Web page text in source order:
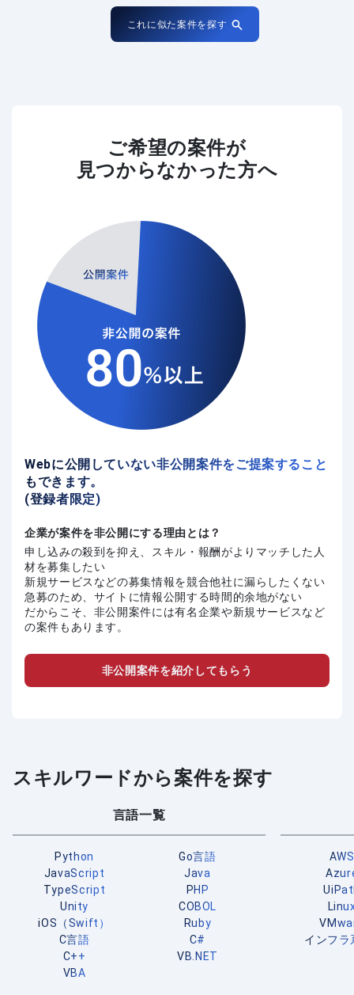
これに似た案件を探す
ご希望の案件が
見つからなかった方へ
Webに公開していない非公開案件をご提案すること
もできます。
(登録者限定)
企業が案件を非公開にする理由とは？
申し込みの殺到を抑え、スキル・報酬がよりマッチした人
材を募集したい
新規サービスなどの募集情報を競合他社に漏らしたくない
急募のため、サイトに情報公開する時間的余地がない
だからこそ、非公開案件には有名企業や新規サービスなど
の案件もあります。
非公開案件を紹介してもらう
スキルワードから案件を探す
言語一覧
Python
Go言語
JavaScript
Java
TypeScript
PHP
Unity
COBOL
iOS（Swift）
Ruby
C言語
C#
C++
VB.NET
VBA
AWS
インフラ